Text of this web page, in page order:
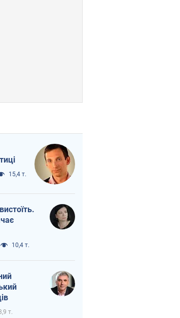
15,4 т.
10,4 т.
т.